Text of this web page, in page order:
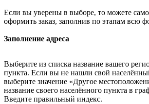
Если вы уверены в выборе, то можете
оформить заказ, заполнив по этапам всю
Заполнение адреса
Выберите из списка название вашего
пункта. Если вы не нашли свой
выберите значение «Другое
название своего населённого пункта в
Введите правильный индекс.